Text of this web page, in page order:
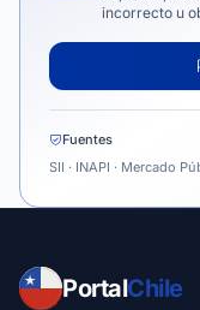
incorrecto u
Fuentes
SII · INAPI · Mercado
PortalChile